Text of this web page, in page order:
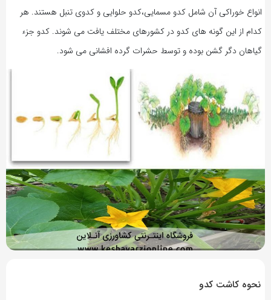
انواع خوراکی آن شامل کدو مسمایی،کدو حلوایی و کدوی تنبل هستند. هر
کدام از این گونه های کدو در کشورهای مختلف یافت می شوند. کدو جزء
گیاهان دگر گشن بوده و توسط حشرات گرده افشانی می شود.
نحوه کاشت کدو